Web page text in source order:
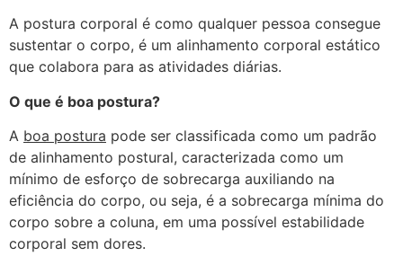
A postura corporal é como qualquer pessoa consegue
sustentar o corpo, é um alinhamento corporal estático
que colabora para as atividades diárias.
O que é boa postura?
A boa postura pode ser classificada como um padrão
de alinhamento postural, caracterizada como um
mínimo de esforço de sobrecarga auxiliando na
eficiência do corpo, ou seja, é a sobrecarga mínima do
corpo sobre a coluna, em uma possível estabilidade
corporal sem dores.